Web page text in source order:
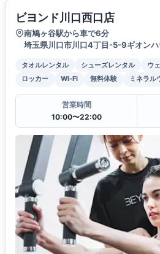
ビヨンド川口西口店
南鳩ヶ谷駅から車で6分
埼玉県川口市川口4丁目-5-9ギオン
タオルレンタル シューズレンタル ウ
ロッカー
Wi-Fi 無料体験 ミネラル
営業時間
10:00〜22:00